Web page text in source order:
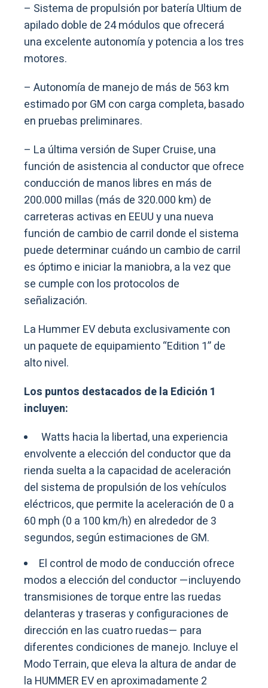
– Sistema de propulsión por batería Ultium de
apilado doble de 24 módulos que ofrecerá
una excelente autonomía y potencia a los tres
motores.
– Autonomía de manejo de más de 563 km
estimado por GM con carga completa, basado
en pruebas preliminares.
– La última versión de Super Cruise, una
función de asistencia al conductor que ofrece
conducción de manos libres en más de
200.000 millas (más de 320.000 km) de
carreteras activas en EEUU y una nueva
función de cambio de carril donde el sistema
puede determinar cuándo un cambio de carril
es óptimo e iniciar la maniobra, a la vez que
se cumple con los protocolos de
señalización.
La Hummer EV debuta exclusivamente con
un paquete de equipamiento “Edition 1” de
alto nivel.
Los puntos destacados de la Edición 1
incluyen:
Watts hacia la libertad, una experiencia
envolvente a elección del conductor que da
rienda suelta a la capacidad de aceleración
del sistema de propulsión de los vehículos
eléctricos, que permite la aceleración de 0 a
60 mph (0 a 100 km/h) en alrededor de 3
segundos, según estimaciones de GM.
El control de modo de conducción ofrece
modos a elección del conductor —incluyendo
transmisiones de torque entre las ruedas
delanteras y traseras y configuraciones de
dirección en las cuatro ruedas— para
diferentes condiciones de manejo. Incluye el
Modo Terrain, que eleva la altura de andar de
la HUMMER EV en aproximadamente 2